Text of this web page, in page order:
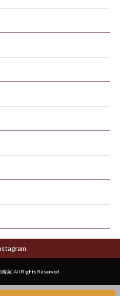
椿苑. All Rights Reserved.